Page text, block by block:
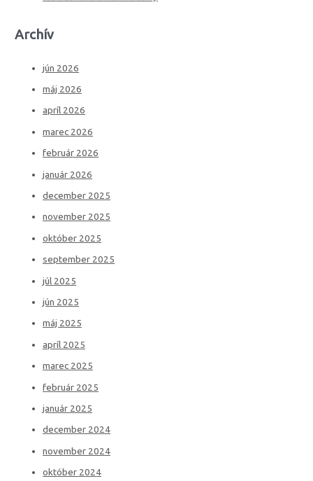
Archív
jún 2026
máj 2026
apríl 2026
marec 2026
február 2026
január 2026
december 2025
november 2025
október 2025
september 2025
júl 2025
jún 2025
máj 2025
apríl 2025
marec 2025
február 2025
január 2025
december 2024
november 2024
október 2024